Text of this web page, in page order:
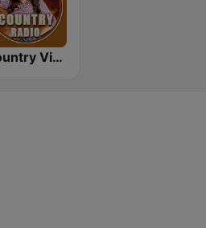
Country Vibes